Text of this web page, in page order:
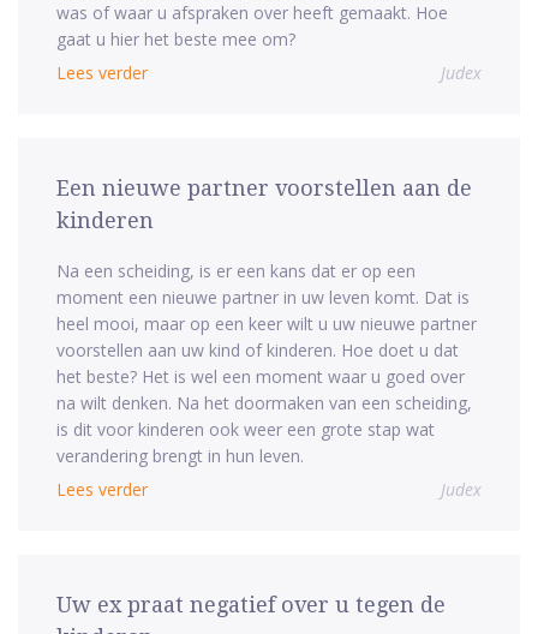
was of waar u afspraken over heeft gemaakt. Hoe
gaat u hier het beste mee om?
Lees verder
Judex
Een nieuwe partner voorstellen aan de
kinderen
Na een scheiding, is er een kans dat er op een
moment een nieuwe partner in uw leven komt. Dat is
heel mooi, maar op een keer wilt u uw nieuwe partner
voorstellen aan uw kind of kinderen. Hoe doet u dat
het beste? Het is wel een moment waar u goed over
na wilt denken. Na het doormaken van een scheiding,
is dit voor kinderen ook weer een grote stap wat
verandering brengt in hun leven.
Lees verder
Judex
Uw ex praat negatief over u tegen de